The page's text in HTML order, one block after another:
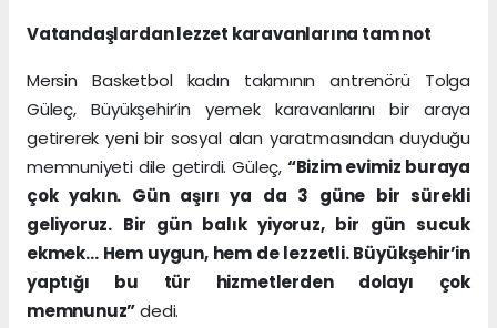
Vatandaşlardan lezzet karavanlarına tam not
Mersin Basketbol kadın takımının antrenörü Tolga
Güleç, Büyükşehir’in yemek karavanlarını bir araya
getirerek yeni bir sosyal alan yaratmasından duyduğu
memnuniyeti dile getirdi. Güleç, “Bizim evimiz buraya
çok yakın. Gün aşırı ya da 3 güne bir sürekli
geliyoruz. Bir gün balık yiyoruz, bir gün sucuk
ekmek… Hem uygun, hem de lezzetli. Büyükşehir’in
yaptığı bu tür hizmetlerden dolayı çok
memnunuz”dedi.